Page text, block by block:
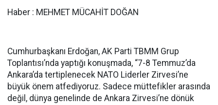
Haber : MEHMET MÜCAHİT DOĞAN
Cumhurbaşkanı Erdoğan, AK Parti TBMM Grup
Toplantısı’nda yaptığı konuşmada, “7-8 Temmuz’da
Ankara’da tertiplenecek NATO Liderler Zirvesi’ne
büyük önem atfediyoruz. Sadece müttefikler arasında
değil, dünya genelinde de Ankara Zirvesi’ne dönük